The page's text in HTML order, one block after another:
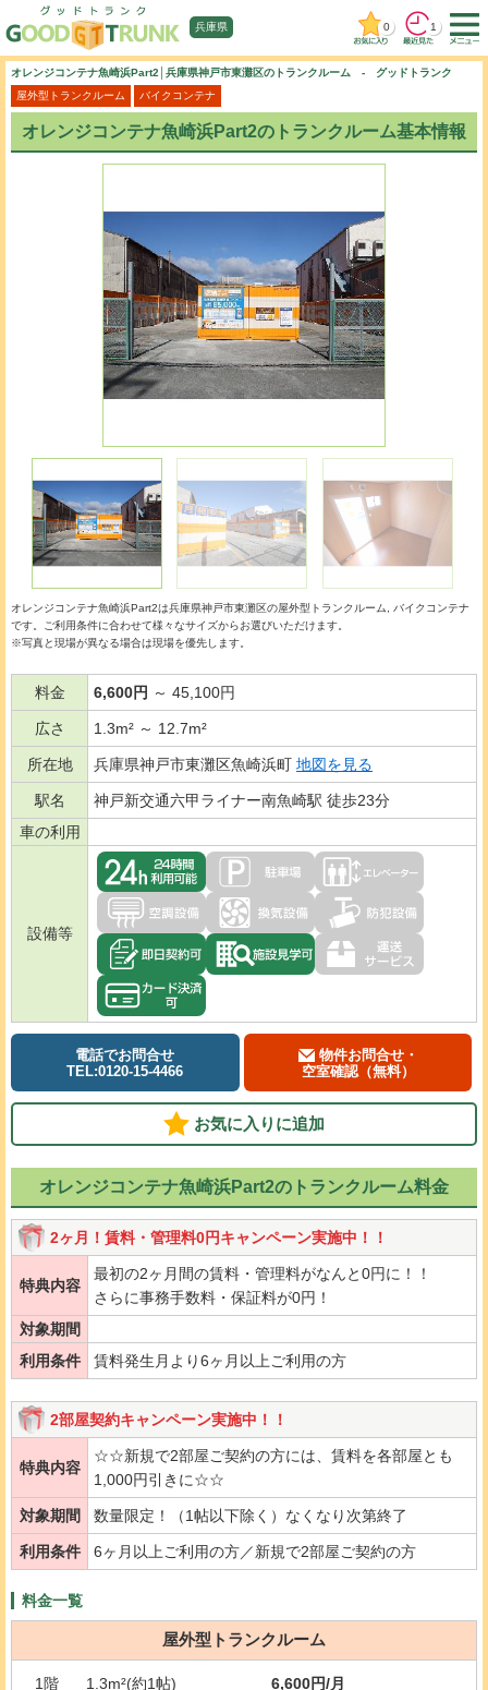
兵庫県 0 1
オレンジコンテナ魚崎浜Part2│兵庫県神戸市東灘区のトランクルーム - グッドトランク
屋外型トランクルーム
バイクコンテナ
オレンジコンテナ魚崎浜Part2のトランクルーム基本情報
オレンジコンテナ魚崎浜Part2は兵庫県神戸市東灘区の屋外型トランクルーム
バイクコンテナ
です。ご利用条件に合わせて様々なサイズからお選びいただけます。
※写真と現場が異なる場合は現場を優先します。
料金 6,600円 ～ 45,100円
広さ 1.3m² ～ 12.7m²
所在地 兵庫県神戸市東灘区魚崎浜町 地図を見る
駅名
神戸新交通六甲ライナー南魚崎駅 徒歩23分
車の利用
設備等
電話でお問合せ
TEL:0120-15-4466
物件お問合せ・
空室確認（無料）
お気に入りに追加
オレンジコンテナ魚崎浜Part2のトランクルーム料金
2ヶ月！賃料・管理料0円キャンペーン実施中！！
特典内容
最初の2ヶ月間の賃料・管理料がなんと0円に！！
さらに事務手数料・保証料が0円！
対象期間
利用条件
賃料発生月より6ヶ月以上ご利用の方
2部屋契約キャンペーン実施中！！
特典内容
☆☆新規で2部屋ご契約の方には、賃料を各部屋とも
1,000円引きに☆☆
対象期間 数量限定！（1帖以下除く）なくなり次第終了
利用条件 6ヶ月以上ご利用の方／新規で2部屋ご契約の方
料金一覧
屋外型トランクルーム
1階 1.3m²(約1帖) 6,600円/月